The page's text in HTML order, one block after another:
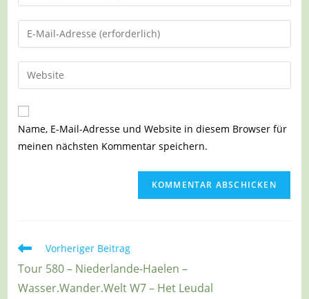
deinen
Namen
oder
zum
Kommentieren
ein
Gib
deine
E-
Mail-
zum
Kommentieren
ein
Gib
deine
Website-
URL
Name, E-Mail-Adresse und Website in diesem Browser für
meinen nächsten Kommentar speichern.
Weitere
ansehen
Vorheriger Beitrag
Tour 580 – Niederlande-Haelen –
Wasser.Wander.Welt W7 – Het Leudal